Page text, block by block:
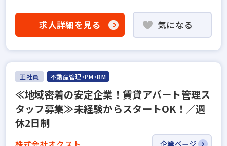
求人詳細を見る 気になる
正社員 不動産管理・PM・BM
≪地域密着の安定企業！賃貸アパート管理ス
タッフ募集≫未経験からスタートOK！／週
休2日制
企業ページ